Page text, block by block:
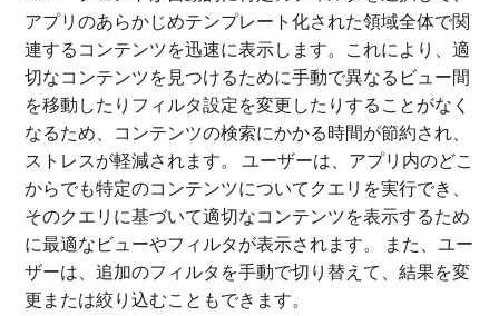
アプリのあらかじめテンプレート化された領域全体で関
連するコンテンツを迅速に表示します。これにより、適
切なコンテンツを見つけるために手動で異なるビュー間
を移動したりフィルタ設定を変更したりすることがなく
なるため、コンテンツの検索にかかる時間が節約され、
ストレスが軽減されます。 ユーザーは、アプリ内のどこ
からでも特定のコンテンツについてクエリを実行でき、
そのクエリに基づいて適切なコンテンツを表示するため
に最適なビューやフィルタが表示されます。 また、ユー
ザーは、追加のフィルタを手動で切り替えて、結果を変
更または絞り込むこともできます。